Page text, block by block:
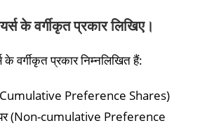
के वर्गीकृत प्रकार लिखिए।
के वर्गीकृत प्रकार निम्नलिखित हैं:
(Cumulative Preference Shares)
(Non-cumulative Preference